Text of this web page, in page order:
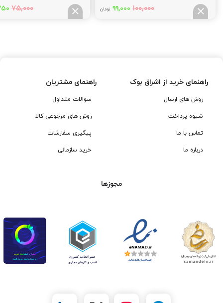
۱۰۰,۰۰۰ قیمت
۹۹,۰۰۰ تومانقیمت
۷۵,۰۰۰
راهنمای خرید از اشراق بوک
روش های ارسال
شیوه پرداخت
تماس با ما
درباره ما
راهنمای مشتریان
سوالات متداول
روش های مرجوعی کالا
پیگیری سفارشات
خرید سازمانی
مجوزها